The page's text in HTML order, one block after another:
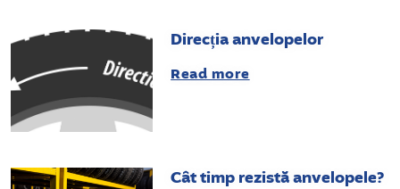
Direcția anvelopelor
Read more
Cât timp rezistă anvelopele?